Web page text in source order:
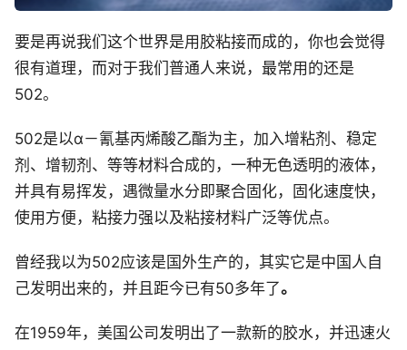
要是再说我们这个世界是用胶粘接而成的，你也会觉得
很有道理，而对于我们普通人来说，最常用的还是
502。
502是以α－氰基丙烯酸乙酯为主，加入增粘剂、稳定
剂、增韧剂、等等材料合成的，一种无色透明的液体，
并具有易挥发，遇微量水分即聚合固化，固化速度快，
使用方便，粘接力强以及粘接材料广泛等优点。
曾经我以为502应该是国外生产的，其实它是中国人自
己发明出来的，并且距今已有50多年了。
在1959年，美国公司发明出了一款新的胶水，并迅速火